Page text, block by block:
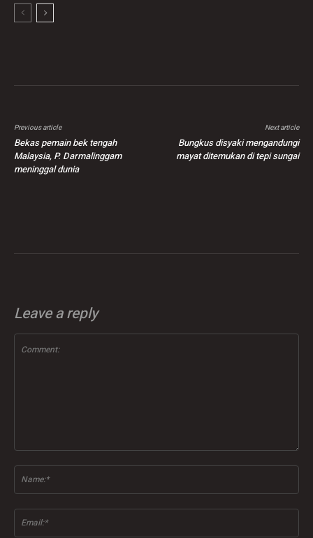
Previous article
Bekas pemain bek tengah
Malaysia, P. Darmalinggam
meninggal dunia
Next article
Bungkus disyaki mengandungi
mayat ditemukan di tepi sungai
Leave a reply